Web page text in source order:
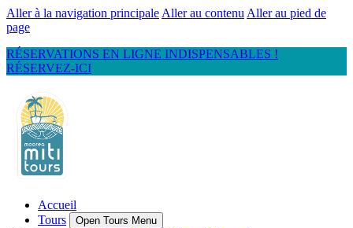
Aller à la navigation principale Aller au contenu Aller au pied de
page
RÉSERVATIONS EN LIGNE INDISPENSABLES !
RÉSERVEZ-ICI
Accueil
Tours
Open Tours Menu